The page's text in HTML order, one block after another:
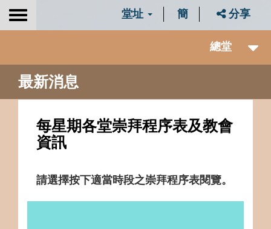
Toggle
堂址 簡 分享
總堂
最新消息
每星期各堂崇拜程序表及教會
資訊
請選擇按下適當時段之崇拜程序表閱覽。